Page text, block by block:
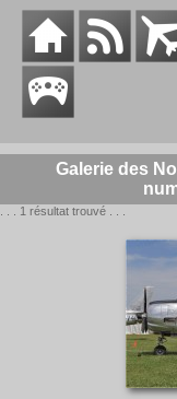
Galerie des
. . . 1 résultat trouvé . . .